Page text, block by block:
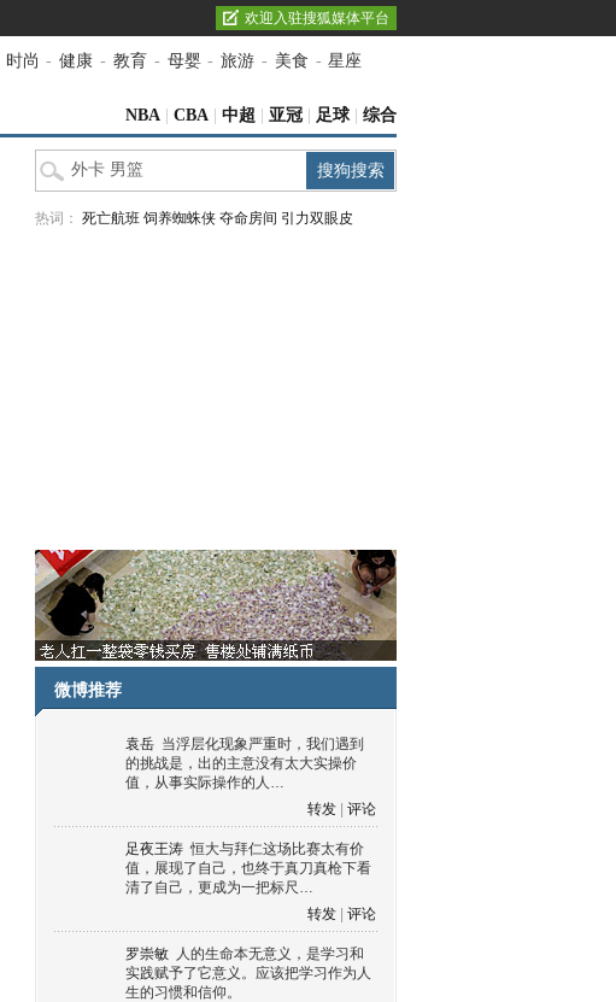
欢迎入驻搜狐媒体平台
时尚 - 健康 - 教育 - 母婴 - 旅游 - 美食 - 星座
NBA CBA 中超 亚冠 足球 综合
热词： 死亡航班 饲养蜘蛛侠 夺命房间 引力双眼皮
微博推荐
袁岳 当浮层化现象严重时，我们遇到
的挑战是，出的主意没有太大实操价
值，从事实际操作的人…
转发
评论
足夜王涛 恒大与拜仁这场比赛太有价
值，展现了自己，也终于真刀真枪下看
清了自己，更成为一把标尺…
转发
评论
罗崇敏 人的生命本无意义，是学习和
实践赋予了它意义。应该把学习作为人
生的习惯和信仰。